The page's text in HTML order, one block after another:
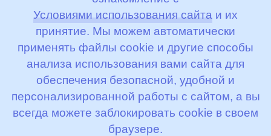
Условиями использования сайта и их
принятие. Мы можем автоматически
применять файлы cookie и другие способы
анализа использования вами сайта для
обеспечения безопасной, удобной и
персонализированной работы с сайтом, а вы
всегда можете заблокировать cookie в своем
браузере.
молочка 80 г
Пюре мясное для питания
детей раннего возраста
с 8 месяцев «Печень
в сливочном соусе»